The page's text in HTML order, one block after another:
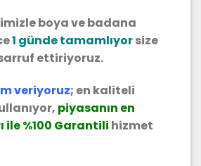
boya ve badana
1 günde tamamlıyorsize
ettiriyoruz.
veriyoruz; en kaliteli
piyasanın en
%100 Garantili hizmet